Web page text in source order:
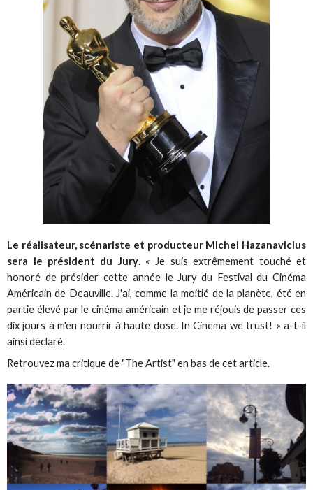
Le réalisateur, scénariste et producteur Michel Hazanavicius
sera le président du Jury. « Je suis extrêmement touché et
honoré de présider cette année le Jury du Festival du Cinéma
Américain de Deauville. J'ai, comme la moitié de la planète, été en
partie élevé par le cinéma américain et je me réjouis de passer ces
dix jours à m'en nourrir à haute dose. In Cinema we trust! » a-t-il
ainsi déclaré.
Retrouvez ma critique de "The Artist" en bas de cet article.